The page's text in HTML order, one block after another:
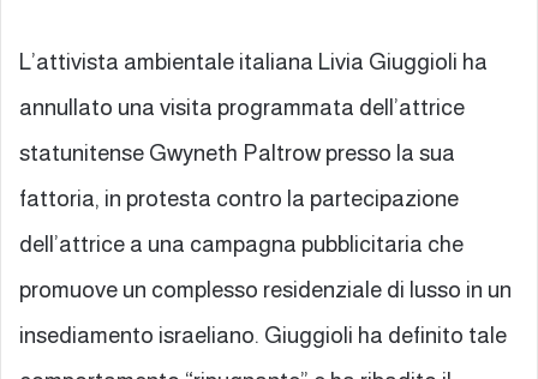
L’attivista ambientale italiana Livia Giuggioli ha
annullato una visita programmata dell’attrice
statunitense Gwyneth Paltrow presso la sua
fattoria, in protesta contro la partecipazione
dell’attrice a una campagna pubblicitaria che
promuove un complesso residenziale di lusso in un
insediamento israeliano. Giuggioli ha definito tale